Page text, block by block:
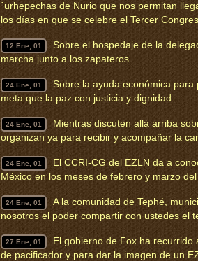
´urhepechas de Nurio que nos permitan
los días en que se celebre el Tercer
12 Ene, 01
Sobre el hospedaje de la
marcha junto a los zapateros
24 Ene, 01
Sobre la ayuda económica
meta que la paz con justicia y dignidad
24 Ene, 01
Mientras discuten allá arriba
organizan ya para recibir y acompañar la
24 Ene, 01
El CCRI-CG del EZLN da a
México en los meses de febrero y marzo
24 Ene, 01
A la comunidad de Tephé,
nosotros el poder compartir con ustedes el
27 Ene, 01
El gobierno de Fox ha
de pacificador y para dar la imagen de un